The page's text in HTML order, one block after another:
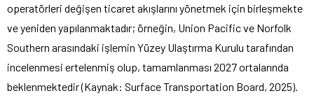
operatörleri değişen ticaret akışlarını yönetmek için birleşmekte
ve yeniden yapılanmaktadır; örneğin, Union Pacific ve Norfolk
Southern arasındaki işlemin Yüzey Ulaştırma Kurulu tarafından
incelenmesi ertelenmiş olup, tamamlanması 2027 ortalarında
beklenmektedir (Kaynak: Surface Transportation Board, 2025).